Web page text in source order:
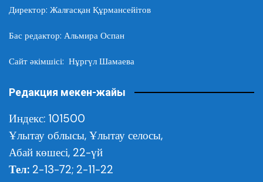
Директор: Жалғасқан Құрмансейітов
Бас редактор: Альмира Оспан
Сайт әкімшісі: Нұргүл Шамаева
Редакция мекен-жайы
Индекс: 101500
Ұлытау облысы, Ұлытау селосы,
Абай көшесі, 22-үй
Тел: 2-13-72; 2-11-22